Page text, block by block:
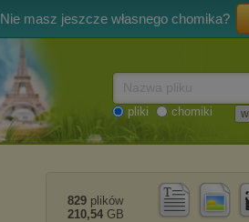
Nie masz jeszcze własnego chomika?
pliki chomiki
829 plików
210,54 GB